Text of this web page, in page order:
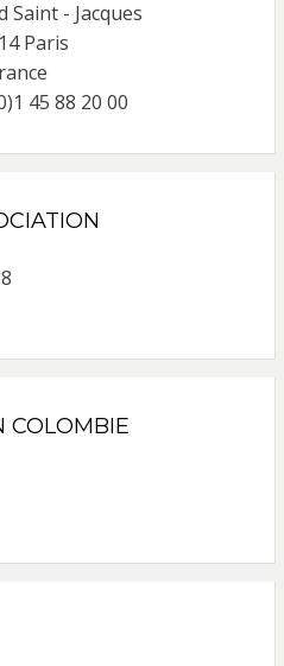
Saint - Jacques
Paris
45 88 20 00
COLOMBIE